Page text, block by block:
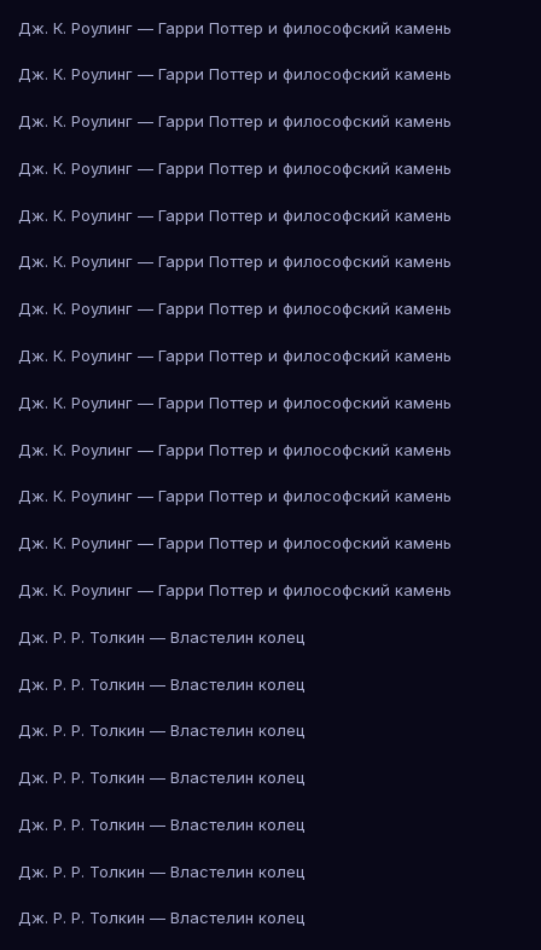
Дж. К. Роулинг — Гарри Поттер и философский камень
Дж. К. Роулинг — Гарри Поттер и философский камень
Дж. К. Роулинг — Гарри Поттер и философский камень
Дж. К. Роулинг — Гарри Поттер и философский камень
Дж. К. Роулинг — Гарри Поттер и философский камень
Дж. К. Роулинг — Гарри Поттер и философский камень
Дж. К. Роулинг — Гарри Поттер и философский камень
Дж. К. Роулинг — Гарри Поттер и философский камень
Дж. К. Роулинг — Гарри Поттер и философский камень
Дж. К. Роулинг — Гарри Поттер и философский камень
Дж. К. Роулинг — Гарри Поттер и философский камень
Дж. К. Роулинг — Гарри Поттер и философский камень
Дж. К. Роулинг — Гарри Поттер и философский камень
Дж. Р. Р. Толкин — Властелин колец
Дж. Р. Р. Толкин — Властелин колец
Дж. Р. Р. Толкин — Властелин колец
Дж. Р. Р. Толкин — Властелин колец
Дж. Р. Р. Толкин — Властелин колец
Дж. Р. Р. Толкин — Властелин колец
Дж. Р. Р. Толкин — Властелин колец